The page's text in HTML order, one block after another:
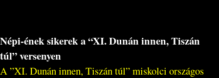
Népi-ének sikerek a “XI. Dunán innen, Tiszán
túl” versenyen
A ”XI. Dunán innen, Tiszán túl” miskolci országos